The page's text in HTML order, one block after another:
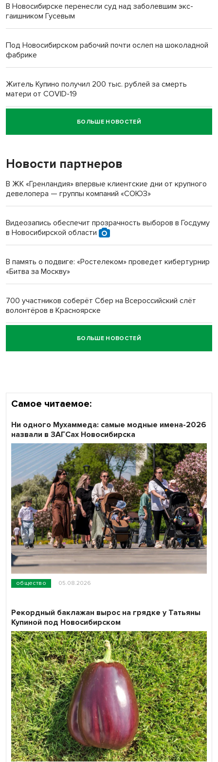
В Новосибирске перенесли суд над заболевшим экс-
гаишником Гусевым
Под Новосибирском рабочий почти ослеп на шоколадной
фабрике
Житель Купино получил 200 тыс. рублей за смерть
матери от COVID-19
Новосибирский суд наказал водителя за смерть
пенсионерки на вокзале
«Мы живём на пастбище!»: в новосибирском селе лошади
терроризируют жителей
Новосибирский преподаватель с женой вошли в топ-16
БОЛЬШЕ НОВОСТЕЙ
Новости партнеров
В ЖК «Гренландия» впервые клиентские дни от крупного
девелопера — группы компаний «СОЮЗ»
Видеозапись обеспечит прозрачность выборов в Госдуму
в Новосибирской области
В память о подвиге: «Ростелеком» проведет кибертурнир
«Битва за Москву»
700 участников соберёт Сбер на Всероссийский слёт
волонтёров в Красноярске
Честный выбор: видеонаблюдение обеспечит
объективность результатов ЕДГ в Новосибирской
БОЛЬШЕ НОВОСТЕЙ
Самое читаемое:
общество 05.08.2026
Ни одного Мухаммеда: самые модные имена-2026
назвали в ЗАГСах Новосибирска
Рекордный баклажан вырос на грядке у Татьяны
Купиной под Новосибирском